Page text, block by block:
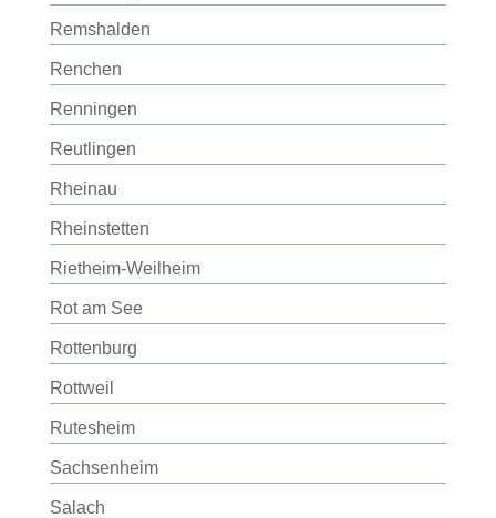
Remshalden
Renchen
Renningen
Reutlingen
Rheinau
Rheinstetten
Rietheim-Weilheim
Rot am See
Rottenburg
Rottweil
Rutesheim
Sachsenheim
Salach